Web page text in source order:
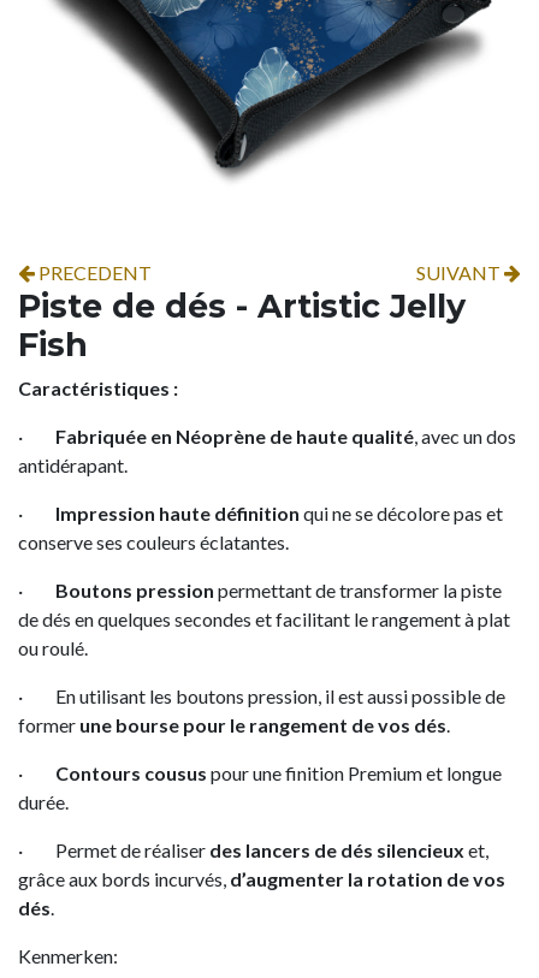
PRECEDENT SUIVANT
Piste de dés - Artistic Jelly
Fish
Caractéristiques :
· Fabriquée en Néoprène de haute qualité, avec un dos
antidérapant.
· Impression haute définition qui ne se décolore pas et
conserve ses couleurs éclatantes.
· Boutons pression permettant de transformer la piste
de dés en quelques secondes et facilitant le rangement à plat
ou roulé.
· En utilisant les boutons pression, il est aussi possible de
former une bourse pour le rangement de vos dés.
· Contours cousus pour une finition Premium et longue
durée.
· Permet de réaliser des lancers de dés silencieux et,
grâce aux bords incurvés, d’augmenter la rotation de vos
dés.
Kenmerken: